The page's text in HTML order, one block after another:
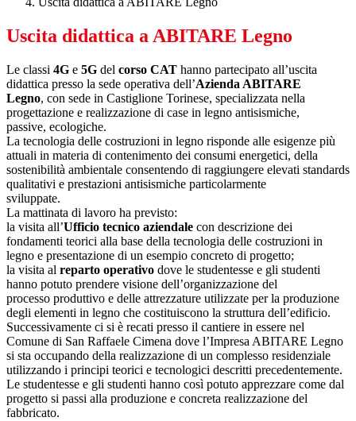
Uscita didattica a ABITARE Legno
Le classi 4G e 5G del corso CAT hanno partecipato all’uscita
didattica presso la sede operativa dell’Azienda ABITARE
Legno, con sede in Castiglione Torinese, specializzata nella
progettazione e realizzazione di case in legno antisismiche,
passive, ecologiche.
La tecnologia delle costruzioni in legno risponde alle esigenze più
attuali in materia di contenimento dei consumi energetici, della
sostenibilità ambientale consentendo di raggiungere elevati standards
qualitativi e prestazioni antisismiche particolarmente
sviluppate.
La mattinata di lavoro ha previsto:
la visita all’Ufficio tecnico aziendale con descrizione dei
fondamenti teorici alla base della tecnologia delle costruzioni in
legno e presentazione di un esempio concreto di progetto;
la visita al reparto operativo dove le studentesse e gli studenti
hanno potuto prendere visione dell’organizzazione del
processo produttivo e delle attrezzature utilizzate per la produzione
degli elementi in legno che costituiscono la struttura dell’edificio.
Successivamente ci si è recati presso il cantiere in essere nel
Comune di San Raffaele Cimena dove l’Impresa ABITARE Legno
si sta occupando della realizzazione di un complesso residenziale
utilizzando i principi teorici e tecnologici descritti precedentemente.
Le studentesse e gli studenti hanno così potuto apprezzare come dal
progetto si passi alla produzione e concreta realizzazione del
fabbricato.